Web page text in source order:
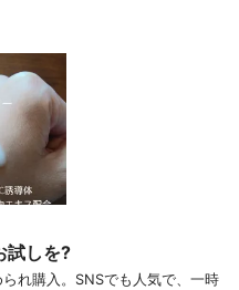
試しを?
れ購入。SNSでも人気で、一時